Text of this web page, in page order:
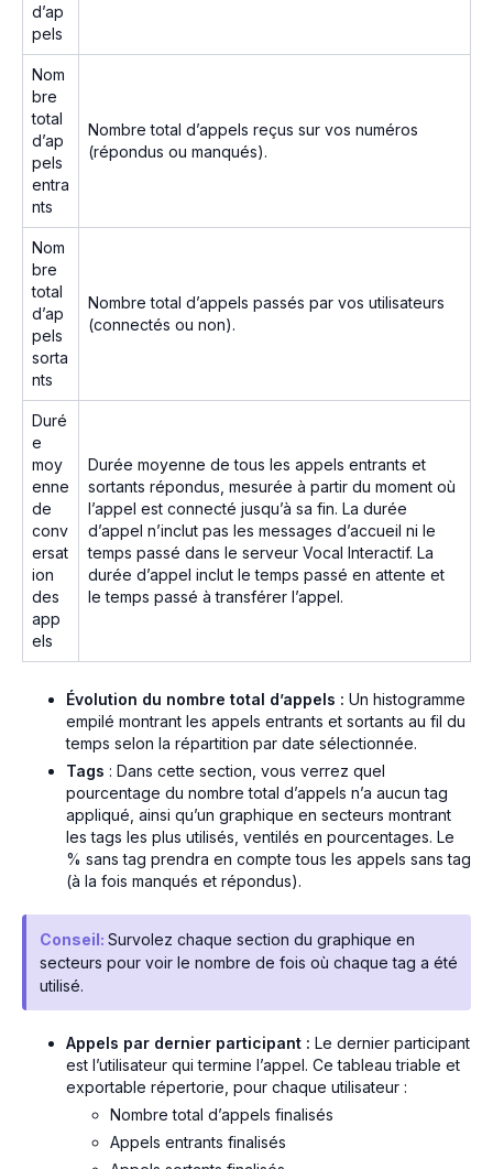
d’ap
pels
Nom
bre
total
d’ap
pels
entra
nts
Nombre total d’appels reçus sur vos numéros
(répondus ou manqués).
Nom
bre
total
d’ap
pels
sorta
nts
Nombre total d’appels passés par vos utilisateurs
(connectés ou non).
Duré
e
moy
enne
de
conv
ersat
ion
des
app
els
Durée moyenne de tous les appels entrants et
sortants répondus, mesurée à partir du moment où
l’appel est connecté jusqu’à sa fin. La durée
d’appel n’inclut pas les messages d’accueil ni le
temps passé dans le serveur Vocal Interactif. La
durée d’appel inclut le temps passé en attente et
le temps passé à transférer l’appel.
Évolution du nombre total d’appels : Un histogramme
empilé montrant les appels entrants et sortants au fil du
temps selon la répartition par date sélectionnée.
Tags : Dans cette section, vous verrez quel
pourcentage du nombre total d’appels n’a aucun tag
appliqué, ainsi qu’un graphique en secteurs montrant
les tags les plus utilisés, ventilés en pourcentages. Le
% sans tag prendra en compte tous les appels sans tag
(à la fois manqués et répondus).
Conseil: Survolez chaque section du graphique en
secteurs pour voir le nombre de fois où chaque tag a été
utilisé.
Appels par dernier participant : Le dernier participant
est l’utilisateur qui termine l’appel. Ce tableau triable et
exportable répertorie, pour chaque utilisateur :
Nombre total d’appels finalisés
Appels entrants finalisés